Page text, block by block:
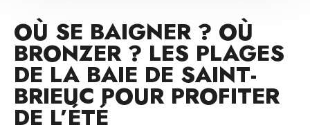
OÙ SE BAIGNER ? OÙ
BRONZER ? LES PLAGES
DE LA BAIE DE SAINT-
BRIEUC POUR PROFITER
DE L’ÉTÉ